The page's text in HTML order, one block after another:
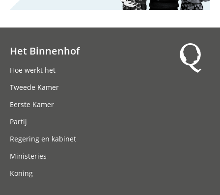
Het Binnenhof
Hoe werkt het
Tweede Kamer
Eerste Kamer
Partij
Regering en kabinet
Ministeries
Koning